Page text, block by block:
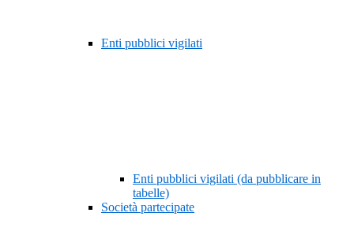
Enti pubblici vigilati
Enti pubblici vigilati (da pubblicare in
tabelle)
Società partecipate